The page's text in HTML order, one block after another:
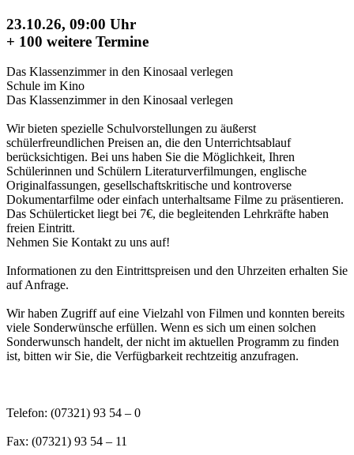
23.10.26, 09:00 Uhr
+ 100 weitere Termine
Das Klassenzimmer in den Kinosaal verlegen
Schule im Kino
Das Klassenzimmer in den Kinosaal verlegen
Wir bieten spezielle Schulvorstellungen zu äußerst
schülerfreundlichen Preisen an, die den Unterrichtsablauf
berücksichtigen. Bei uns haben Sie die Möglichkeit, Ihren
Schülerinnen und Schülern Literaturverfilmungen, englische
Originalfassungen, gesellschaftskritische und kontroverse
Dokumentarfilme oder einfach unterhaltsame Filme zu präsentieren.
Das Schülerticket liegt bei 7€, die begleitenden Lehrkräfte haben
freien Eintritt.
Nehmen Sie Kontakt zu uns auf!
Informationen zu den Eintrittspreisen und den Uhrzeiten erhalten Sie
auf Anfrage.
Wir haben Zugriff auf eine Vielzahl von Filmen und konnten bereits
viele Sonderwünsche erfüllen. Wenn es sich um einen solchen
Sonderwunsch handelt, der nicht im aktuellen Programm zu finden
ist, bitten wir Sie, die Verfügbarkeit rechtzeitig anzufragen.
Telefon: (07321) 93 54 – 0
Fax: (07321) 93 54 – 11